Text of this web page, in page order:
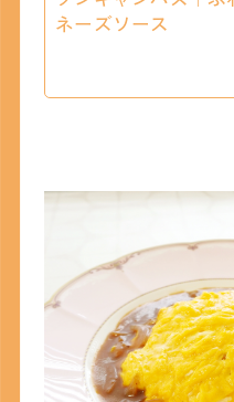
ネーズソース